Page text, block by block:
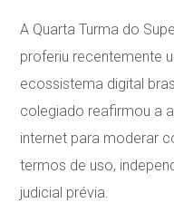
A Quarta Turma do
proferiu recentemente
ecossistema digital
colegiado reafirmou a
internet para moderar
termos de uso,
judicial prévia.